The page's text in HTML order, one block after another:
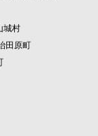
城村
田原町